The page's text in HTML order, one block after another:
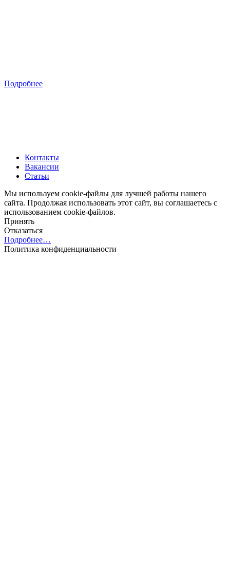
Подробнее
Контакты
Вакансии
Статьи
Мы используем cookie-файлы для лучшей работы нашего
сайта. Продолжая использовать этот сайт, вы соглашаетесь с
использованием cookie-файлов.
Принять
Отказаться
Подробнее…
Политика конфиденциальности